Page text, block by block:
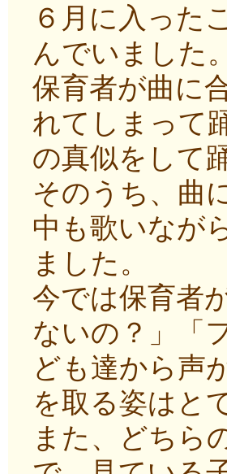
６月に入った
んでいました。
保育者が曲に
れてしまって
の真似をして
そのうち、曲
中も歌いなが
ました。
今では保育者
ないの？」「
ども達から声
を取る姿はと
また、どちら